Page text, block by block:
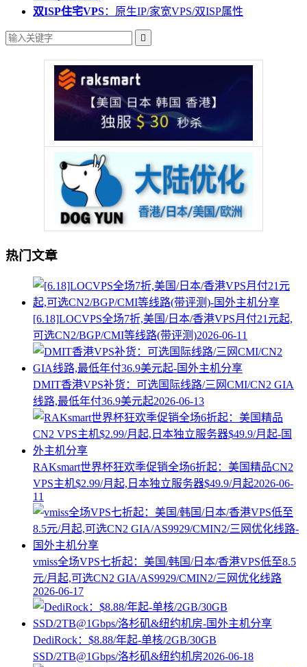
双ISP住宅VPS：原生IP/家宽VPS/双ISP属性

热门文章
[6.18]LOCVPS全场7折,美国/日本/香港VPS月付21元起,
可选CN2/BGP/CMI等线路(带评测)2026-06-11
DMIT香港VPS补货：可选国际线路/三网CMI/CN2 GIA
线路,最低年付36.9美元起2026-06-13
RAKsmart世界杯狂欢季促销全场6折起：美国精品CN2
VPS主机$2.99/月起,日本独立服务器$49.9/月起2026-06-
11
vmiss全场VPS七折起：美国/韩国/日本/香港VPS低至8.5
元/月起,可选CN2 GIA/AS9929/CMIN2/三网优化线路
2026-06-17
DediRock：$8.88/年起-单核/2GB/30GB
SSD/2TB@1Gbps/洛杉矶&纽约机房2026-06-18